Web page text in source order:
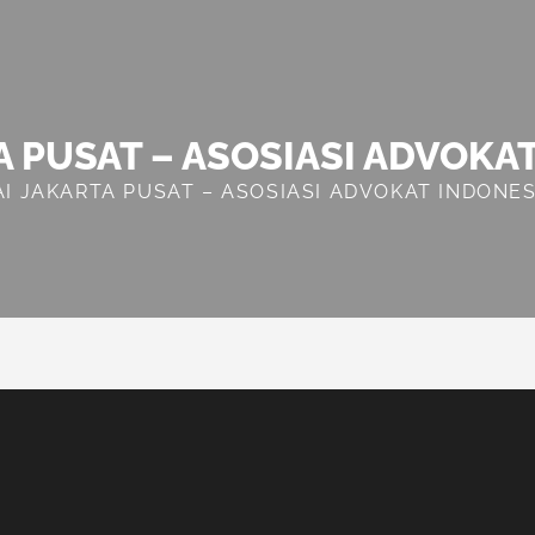
PUSAT – ASOSIASI
JAKARTA PUSAT – ASOSIASI ADVOKAT